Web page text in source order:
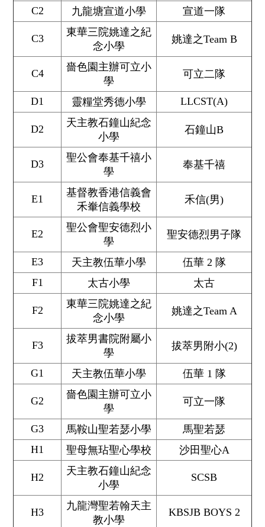
C2 九龍塘宣道小學 宣道一隊
C3
東華三院姚達之紀
念小學
姚達之Team B
C4
嗇色園主辦可立小
學
可立二隊
D1 靈糧堂秀德小學 LLCST(A)
D2
天主教石鐘山紀念
小學
石鐘山B
D3
聖公會奉基千禧小
學
奉基千禧
E1
基督教香港信義會
禾輋信義學校
禾信(男)
E2
聖公會聖安德烈小
學
聖安德烈男子隊
E3 天主教伍華小學
伍華 2 隊
F1
太古小學 太古
F2
東華三院姚達之紀
念小學
姚達之Team A
F3
拔萃男書院附屬小
學
拔萃男附小(2)
G1 天主教伍華小學 伍華 1 隊
G2
嗇色園主辦可立小
學
可立一隊
G3 馬鞍山聖若瑟小學
馬聖若瑟
H1
聖母無玷聖心學校 沙田聖心A
H2
天主教石鐘山紀念
小學
SCSB
H3
九龍灣聖若翰天主
教小學
KBSJB BOYS 2